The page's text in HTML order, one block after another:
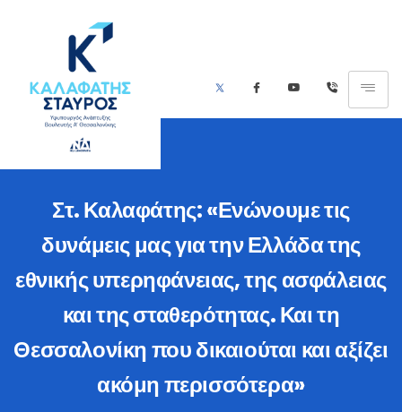
Στ. Καλαφάτης: «Ενώνουμε τις
δυνάμεις μας για την Ελλάδα της
εθνικής υπερηφάνειας, της ασφάλειας
και της σταθερότητας. Και τη
Θεσσαλονίκη που δικαιούται και αξίζει
ακόμη περισσότερα»